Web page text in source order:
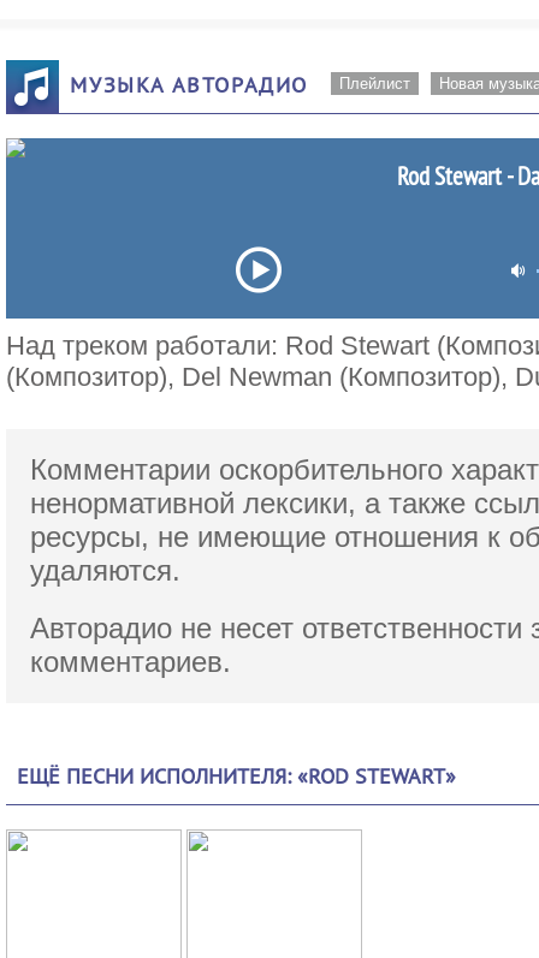
МУЗЫКА АВТОРАДИО Плейлист Новая
Rod Stewart -
Над треком работали: Rod Stewart
(Композитор), Del Newman (Композитор),
Комментарии оскорбительного
ненормативной лексики, а также
ресурсы, не имеющие отношения к
удаляются.
Авторадио не несет ответственности
комментариев.
ЕЩЁ ПЕСНИ ИСПОЛНИТЕЛЯ: «ROD STEWART»